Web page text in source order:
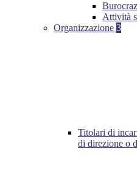
Attività
Organizzazione 3
Titolari di
di direzione o